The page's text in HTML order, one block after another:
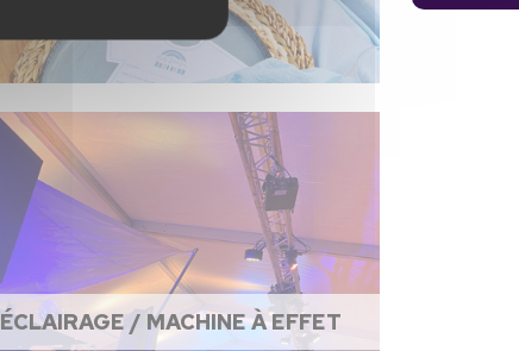
ÉCLAIRAGE / MACHINE À EFFET